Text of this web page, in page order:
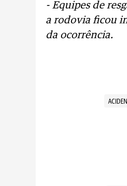
- Equipes de
a rodovia ficou
da ocorrência.